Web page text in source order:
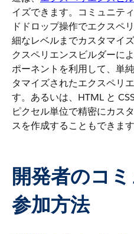
イズできます。コミュニテ
ドドロップ操作でエクスペ
細なレベルまでカスタマイ
クスペリエンスビルダーに
ポーネントを利用して、単
タマイズされたエクスペリ
す。あるいは、HTML と
ピクセル単位で精密にカス
スを作成することもできます
開発者のコ
参加方法